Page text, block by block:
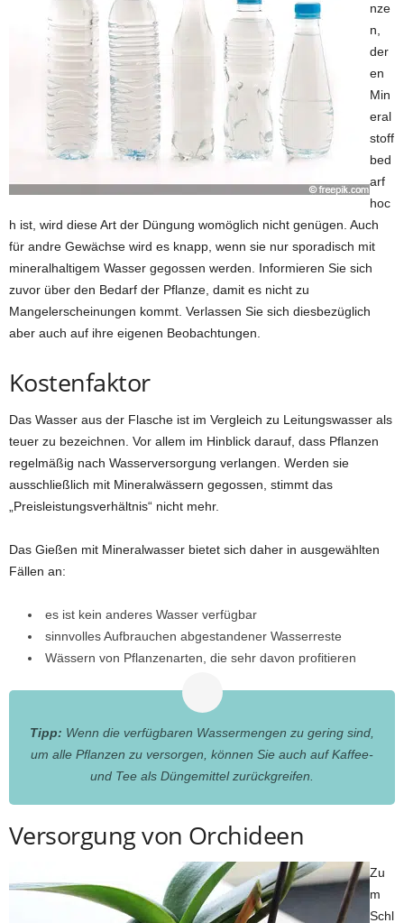
nze
n,
der
en
Min
eral
stoff
bed
arf
hoc
h ist, wird diese Art der Düngung womöglich nicht genügen. Auch
für andre Gewächse wird es knapp, wenn sie nur sporadisch mit
mineralhaltigem Wasser gegossen werden. Informieren Sie sich
zuvor über den Bedarf der Pflanze, damit es nicht zu
Mangelerscheinungen kommt. Verlassen Sie sich diesbezüglich
aber auch auf ihre eigenen Beobachtungen.
Kostenfaktor
Das Wasser aus der Flasche ist im Vergleich zu Leitungswasser als
teuer zu bezeichnen. Vor allem im Hinblick darauf, dass Pflanzen
regelmäßig nach Wasserversorgung verlangen. Werden sie
ausschließlich mit Mineralwässern gegossen, stimmt das
„Preisleistungsverhältnis“ nicht mehr.
Das Gießen mit Mineralwasser bietet sich daher in ausgewählten
Fällen an:
es ist kein anderes Wasser verfügbar
sinnvolles Aufbrauchen abgestandener Wasserreste
Wässern von Pflanzenarten, die sehr davon profitieren
Tipp: Wenn die verfügbaren Wassermengen zu gering sind,
um alle Pflanzen zu versorgen, können Sie auch auf Kaffee-
und Tee als Düngemittel zurückgreifen.
Versorgung von Orchideen
Zu
m
Schl